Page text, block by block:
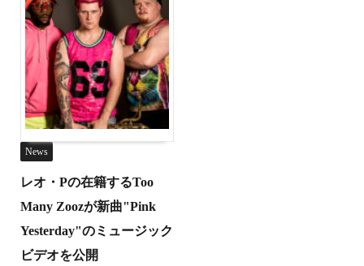
News
レオ・Pの在籍するToo
Many Zoozが新曲"Pink
Yesterday"のミュージック
ビデオを公開